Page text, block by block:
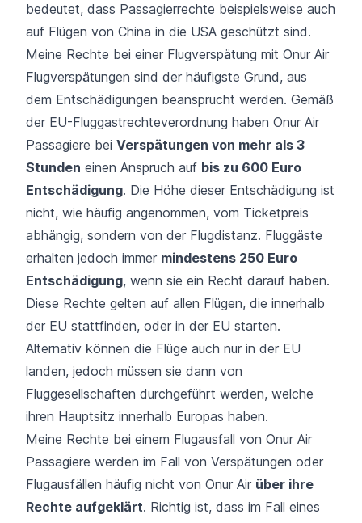
bedeutet, dass Passagierrechte beispielsweise auch
auf Flügen von China in die USA geschützt sind.
Meine Rechte bei einer Flugverspätung mit Onur Air
Flugverspätungen sind der häufigste Grund, aus
dem Entschädigungen beansprucht werden. Gemäß
der EU-Fluggastrechteverordnung haben Onur Air
Passagiere bei Verspätungen von mehr als 3
Stunden einen Anspruch auf bis zu 600 Euro
Entschädigung. Die Höhe dieser Entschädigung ist
nicht, wie häufig angenommen, vom Ticketpreis
abhängig, sondern von der Flugdistanz. Fluggäste
erhalten jedoch immer mindestens 250 Euro
Entschädigung, wenn sie ein Recht darauf haben.
Diese Rechte gelten auf allen Flügen, die innerhalb
der EU stattfinden, oder in der EU starten.
Alternativ können die Flüge auch nur in der EU
landen, jedoch müssen sie dann von
Fluggesellschaften durchgeführt werden, welche
ihren Hauptsitz innerhalb Europas haben.
Meine Rechte bei einem Flugausfall von Onur Air
Passagiere werden im Fall von Verspätungen oder
Flugausfällen häufig nicht von Onur Air über ihre
Rechte aufgeklärt. Richtig ist, dass im Fall eines